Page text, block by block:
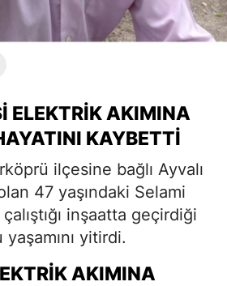
ELEKTRIK AKIMINA
KAYBETTI
ilçesine bağlı Ayvalı
47 yaşındaki Selami
inşaatta geçirdiği
yitirdi.
AKIMINA